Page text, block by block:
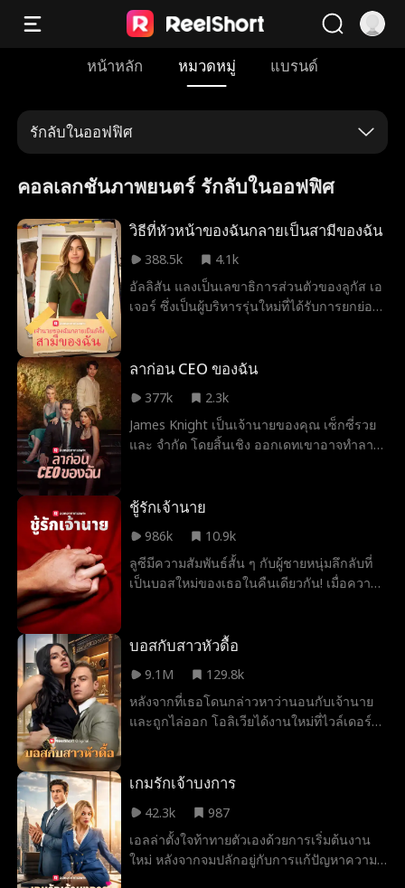
หน้าหลัก หมวดหมู่ แบรนด์
รักลับในออฟฟิศ
คอลเลกชันภาพยนตร์ รักลับในออฟฟิศ
วิธีที่หัวหน้าของฉันกลายเป็นสามีของฉัน
388.5k
4.1k
อัลลิสัน แลงเป็นเลขาธิการส่วนตัวของลูกัส เอ
เจอร์ ซึ่งเป็นผู้บริหารรุ่นใหม่ที่ได้รับการยกย่อง
เก่าของเธอ ไคล์ ออกจากชีวิตของเธอ เธอจึง
สัมพันธ์กับลูกัส เอเจอร์ แต่เมื่อเหตุการณ์ไม่
คาดคิดเกิดขึ้นและพนักงานทั้งหมดเห็น
ข้อความในโทรศัพท์ของเธอ จะเกิดอะไรขึ้นกับ
เขาจะถูกเปิดเผยขึ้นมา
ลาก่อน CEO ของฉัน
377k
2.3k
James Knight เป็นเจ้านายของคุณ เซ็กซี่รวย
และ จำกัด โดยสิ้นเชิง ออกเดทเขาอาจทำลาย
ร้ายไปกว่าการรู้ว่าคุณต้องการอะไรนอกจากรู้
ชู้รักเจ้านาย
986k
10.9k
ลูซีมีความสัมพันธ์สั้น ๆ กับผู้ชายหนุ่มลึกลับที่
เป็นบอสใหม่ของเธอในคืนเดียวกัน! เมื่อความ
หรือไม่?
บอสกับสาวหัวดื้อ
9.1M
129.8k
หลังจากที่เธอโดนกล่าวหาว่านอนกับเจ้านาย
และถูกไล่ออก โอลิเวียได้งานใหม่ที่ไวล์เดอร์
สัมพันธ์ด้วยเมื่อคืน โอลิเวียบอกว่าพวกเขา
และเดิมพันว่าเขาจะทำให้เธอตกหลุมรักได้
ขณะที่โอลิเวียเดิมพันว่าเธอจะต้านทานเสน่ห์
ของเขาได้...แต่เธอจะทนได้นานแค่ไหนกับการ
เกมรักเจ้าบงการ
42.3k
987
เอลล่าตั้งใจท้าทายตัวเองด้วยการเริ่มต้นงาน
ใหม่ หลังจากจมปลักอยู่กับการแก้ปัญหาความ